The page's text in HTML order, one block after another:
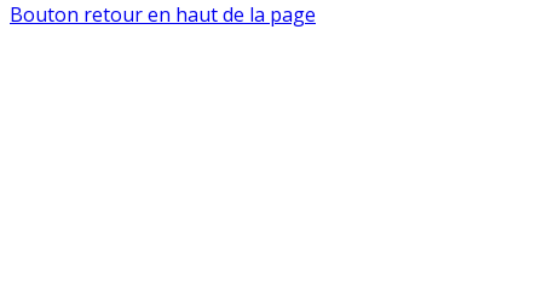
Bouton retour en haut de la page